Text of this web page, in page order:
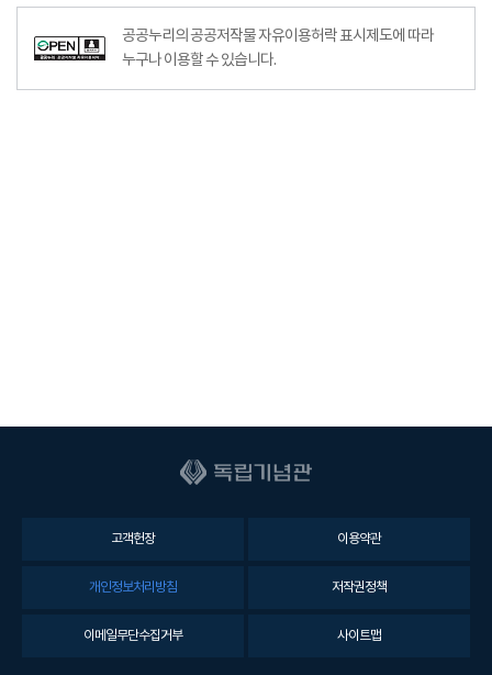
공공누리의 공공저작물 자유이용허락 표시제도에 따라
누구나 이용할 수 있습니다.
고객헌장 이용약관
개인정보처리방침 저작권정책
이메일무단수집거부 사이트맵